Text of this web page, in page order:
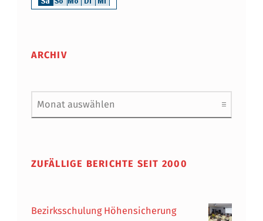
ARCHIV
Archiv
ZUFÄLLIGE BERICHTE SEIT 2000
Bezirksschulung Höhensicherung